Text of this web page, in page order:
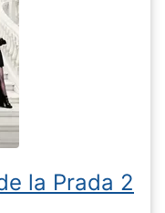
la Prada 2